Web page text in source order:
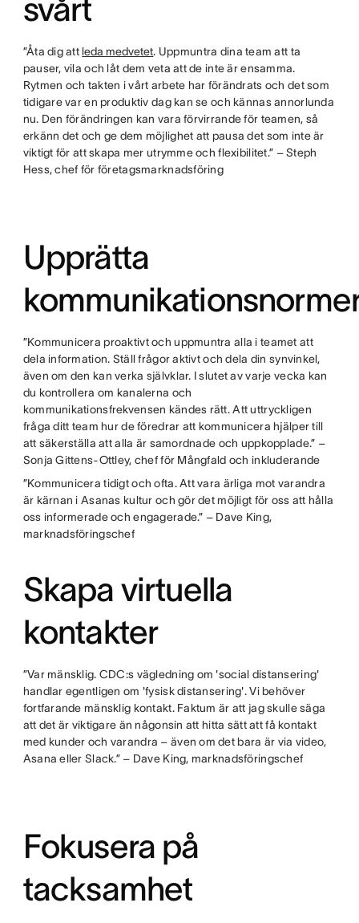
svårt
”Åta dig att leda medvetet. Uppmuntra dina team att ta
pauser, vila och låt dem veta att de inte är ensamma.
Rytmen och takten i vårt arbete har förändrats och det som
tidigare var en produktiv dag kan se och kännas annorlunda
nu. Den förändringen kan vara förvirrande för teamen, så
erkänn det och ge dem möjlighet att pausa det som inte är
viktigt för att skapa mer utrymme och flexibilitet.” – Steph
Hess, chef för företagsmarknadsföring
Upprätta
”Kommunicera proaktivt och uppmuntra alla i teamet att
dela information. Ställ frågor aktivt och dela din synvinkel,
även om den kan verka självklar. I slutet av varje vecka kan
du kontrollera om kanalerna och
kommunikationsfrekvensen kändes rätt. Att uttryckligen
fråga ditt team hur de föredrar att kommunicera hjälper till
att säkerställa att alla är samordnade och uppkopplade.” –
Sonja Gittens-Ottley, chef för Mångfald och inkluderande
”Kommunicera tidigt och ofta. Att vara ärliga mot varandra
är kärnan i Asanas kultur och gör det möjligt för oss att hålla
oss informerade och engagerade.” – Dave King,
marknadsföringschef
Skapa virtuella
kontakter
”Var mänsklig. CDC:s vägledning om 'social distansering'
handlar egentligen om 'fysisk distansering'. Vi behöver
fortfarande mänsklig kontakt. Faktum är att jag skulle säga
att det är viktigare än någonsin att hitta sätt att få kontakt
med kunder och varandra – även om det bara är via video,
Asana eller Slack.” – Dave King, marknadsföringschef
Fokusera på
tacksamhet